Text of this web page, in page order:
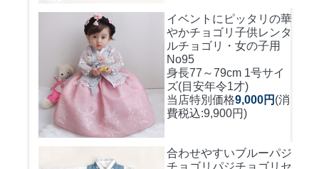
イベントにピッタリの華
やかチョゴリ 子供レンタ
ルチョゴリ・女の子用
No95
身長77～79cm 1号サイ
ズ(目安年令1才)
当店特別価格9,000円 (消
費税込:9,900円)
合わせやすいブルーパジ